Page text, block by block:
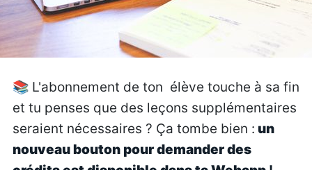
📚 L'abonnement de ton élève touche à sa fin
et tu penses que des leçons supplémentaires
seraient nécessaires ? Ça tombe bien : un
nouveau bouton pour demander des